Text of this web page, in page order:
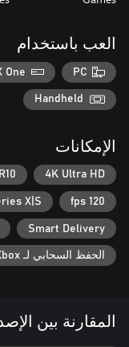
العب باستخدام
PC
One
Handheld
الإمكانات
4K Ultra HD
120 fps
X|S
Smart Delivery
الحفظ السحابي لـ Xbox
المقارنة بين